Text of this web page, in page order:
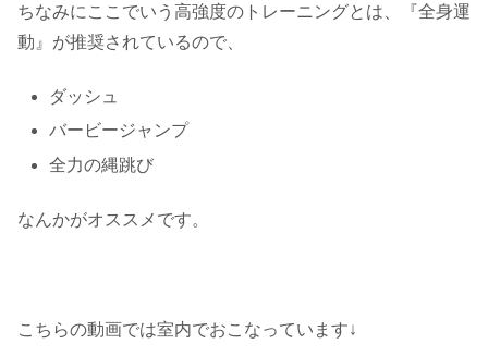
ちなみにここでいう高強度のトレーニングとは、『全身運
動』が推奨されているので、
ダッシュ
バービージャンプ
全力の縄跳び
なんかがオススメです。
こちらの動画では室内でおこなっています↓